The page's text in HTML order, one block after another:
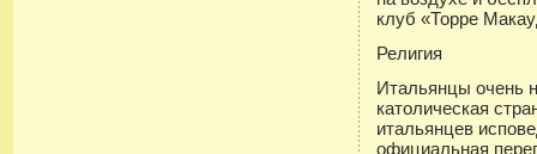
клуб «Торре
Религия
Итальянцы очень
католическая
итальянцев
официальная